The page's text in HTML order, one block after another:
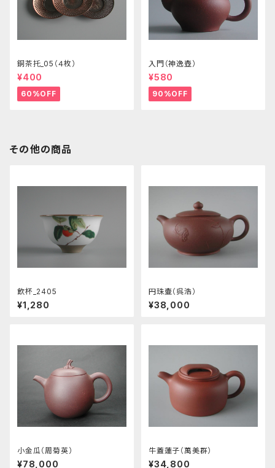
銅茶托_05（４枚）
¥400
60%OFF
入門（神逸壺）
¥580
90%OFF
その他の商品
飲杯_2405
¥1,280
円珠壷（呉浩）
¥38,000
小金瓜（周菊英）
¥78,000
牛蓋蓮子（萬美群）
¥34,800